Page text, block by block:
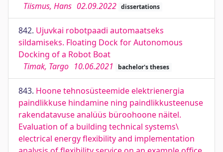
Tiismus, Hans 02.09.2022 dissertations
842. Ujuvkai robotpaadi automaatseks
sildamiseks. Floating Dock for Autonomous
Docking of a Robot Boat
Timak, Targo 10.06.2021 bachelor's theses
843. Hoone tehnosüsteemide elektrienergia
paindlikkuse hindamine ning paindlikkusteenuse
rakendatavuse analüüs büroohoone näitel.
Evaluation of a building technical systems\
electrical energy flexibility and implementation